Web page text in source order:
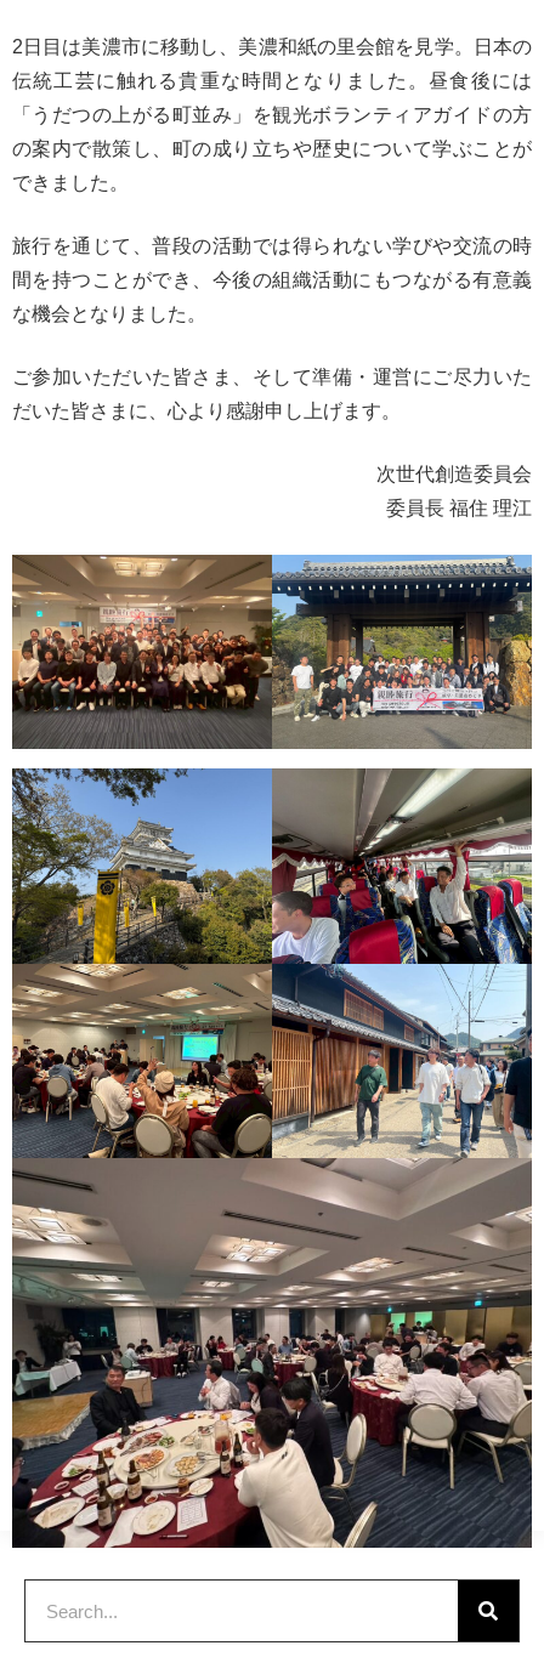
2日目は美濃市に移動し、美濃和紙の里会館を見学。日本の
伝統工芸に触れる貴重な時間となりました。昼食後には
「うだつの上がる町並み」を観光ボランティアガイドの方
の案内で散策し、町の成り立ちや歴史について学ぶことが
できました。
旅行を通じて、普段の活動では得られない学びや交流の時
間を持つことができ、今後の組織活動にもつながる有意義
な機会となりました。
ご参加いただいた皆さま、そして準備・運営にご尽力いた
だいた皆さまに、心より感謝申し上げます。
次世代創造委員会
委員長 福住 理江